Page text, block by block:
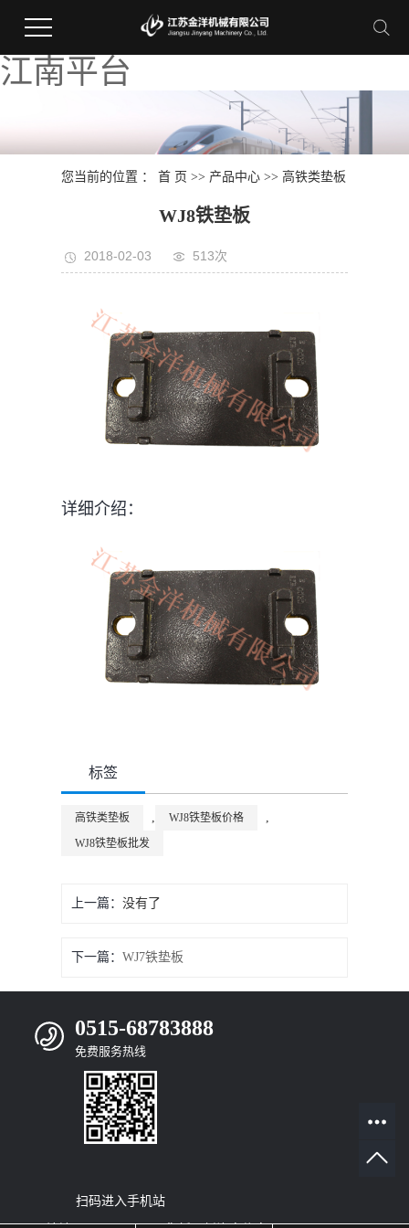
江南平台
您当前的位置 ：首 页 >> 产品中心 >> 高铁类垫板
WJ8铁垫板
2018-02-03 513次
详细介绍：
标签
高铁类垫板 , WJ8铁垫板价格 ,
WJ8铁垫板批发
上一篇：没有了
下一篇：WJ7铁垫板
0515-68783888
免费服务热线
扫码进入手机站